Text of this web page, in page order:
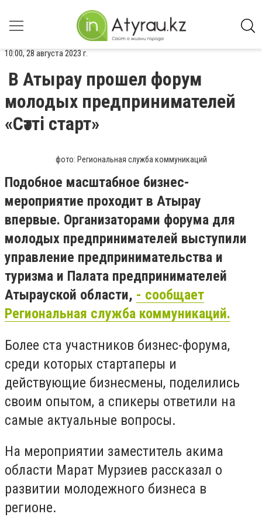
10:00, 28 августа 2023 г.
В Атырау прошел форум
молодых предпринимателей
«Сәтті старт»
фото: Региональная служба коммуникаций
Подобное масштабное бизнес-
мероприятие проходит в Атырау
впервые. Организаторами форума для
молодых предпринимателей выступили
управление предпринимательства и
туризма и Палата предпринимателей
Атырауской области, - сообщает
Региональная служба коммуникаций.
Более ста участников бизнес-форума,
среди которых стартаперы и
действующие бизнесмены, поделились
своим опытом, а спикеры ответили на
самые актуальные вопросы.
На мероприятии заместитель акима
области Марат Мурзиев рассказал о
развитии молодежного бизнеса в
регионе.